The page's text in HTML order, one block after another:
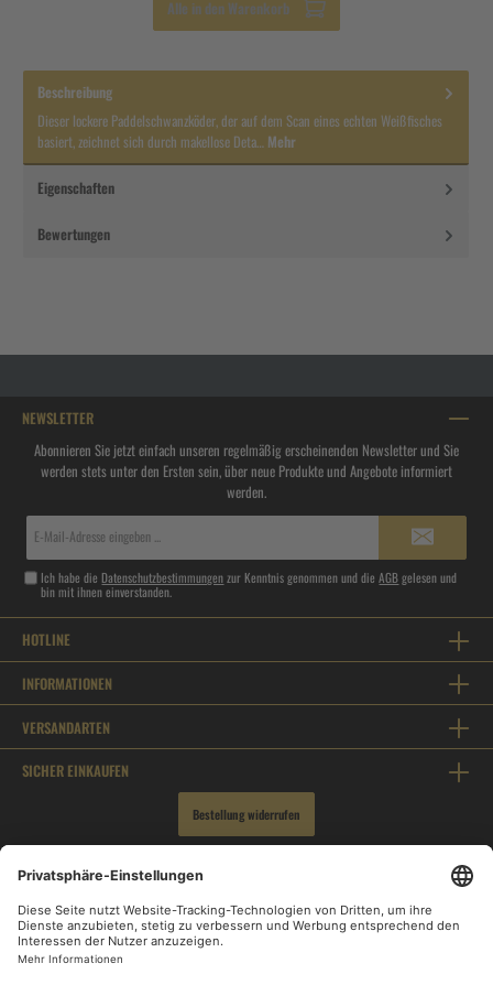
Alle in den Warenkorb
Beschreibung
Dieser lockere Paddelschwanzköder, der auf dem Scan eines echten Weißfisches
basiert, zeichnet sich durch makellose Deta… Mehr
Eigenschaften
Bewertungen
NEWSLETTER
Abonnieren Sie jetzt einfach unseren regelmäßig erscheinenden Newsletter und Sie
werden stets unter den Ersten sein, über neue Produkte und Angebote informiert
werden.
Ich habe die Datenschutzbestimmungenzur Kenntnis genommen und dieAGBgelesen und
bin mit ihnen einverstanden.
HOTLINE
INFORMATIONEN
VERSANDARTEN
SICHER EINKAUFEN
Bestellung widerrufen